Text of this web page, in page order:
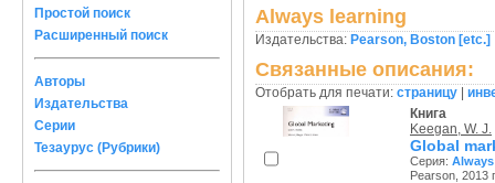
Простой поиск
Расширенный поиск
Авторы
Издательства
Серии
Тезаурус (Рубрики)
Always learning
Издательства: Pearson, Boston [etc.]
Связанные описания:
Отобрать для печати: страницу
Книга
Keegan, W. J.
Global
Серия:
Pearson, 2013